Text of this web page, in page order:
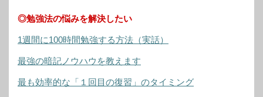
◎勉強法の悩みを解決したい
1週間に100時間勉強する方法（実話）
最強の暗記ノウハウを教えます
最も効率的な「１回目の復習」のタイミング